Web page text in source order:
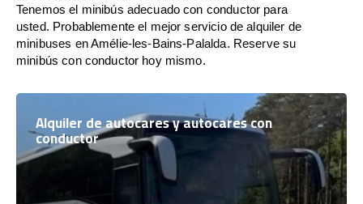
Tenemos el minibús adecuado con conductor para
usted. Probablemente el mejor servicio de alquiler de
minibuses en Amélie-les-Bains-Palalda. Reserve su
minibús con conductor hoy mismo.
Alquiler de autocares y autocares con
conductor